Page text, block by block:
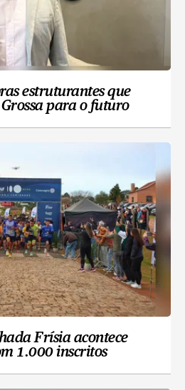
estruturantes que
para o futuro
Frísia acontece
1.000 inscritos